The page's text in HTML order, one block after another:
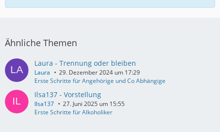
Ähnliche Themen
Laura - Trennung oder bleiben
Laura
29. Dezember 2024 um 17:29
Erste Schritte für Angehörige und Co Abhängige
Ilsa137 - Vorstellung
Ilsa137
27. Juni 2025 um 15:55
Erste Schritte für Alkoholiker